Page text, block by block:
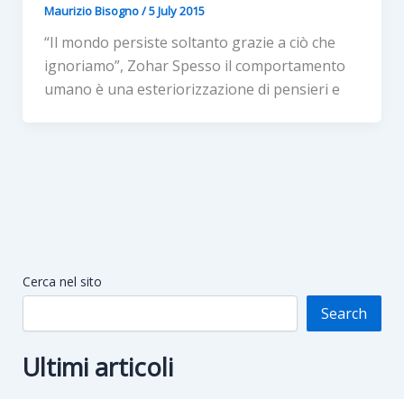
Maurizio Bisogno/5 July 2015
“Il mondo persiste soltanto grazie a ciò che
ignoriamo”, Zohar Spesso il comportamento
umano è una esteriorizzazione di pensieri e
Cerca nel sito
Search
Ultimi articoli